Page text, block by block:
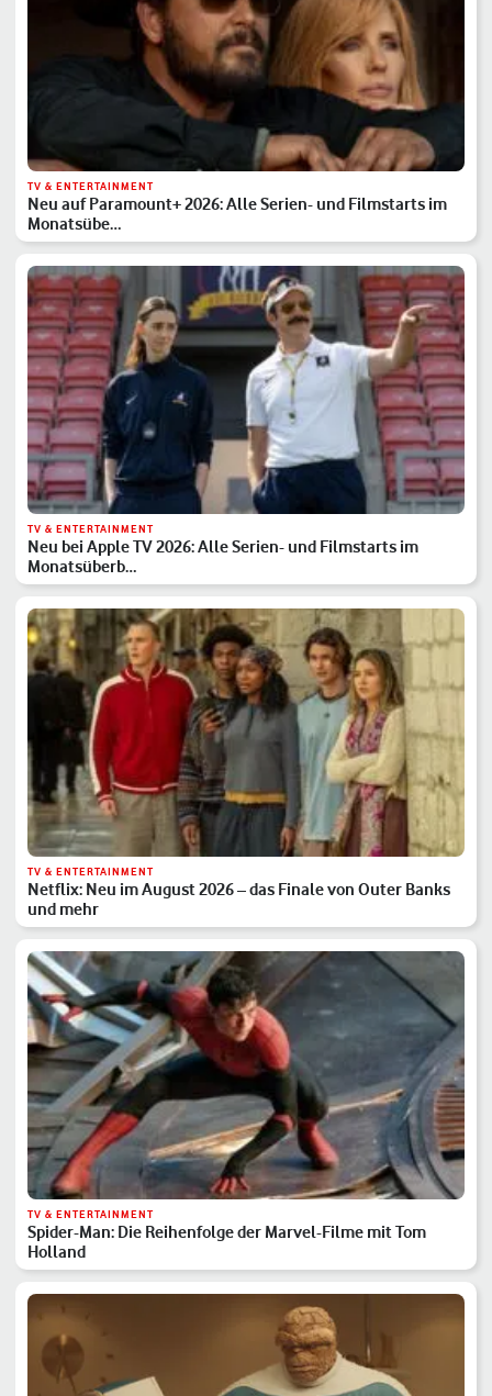
TV & ENTERTAINMENT
Neu auf Paramount+ 2026: Alle Serien- und Filmstarts im
Monatsübe…
TV & ENTERTAINMENT
Neu bei Apple TV 2026: Alle Serien- und Filmstarts im
Monatsüberb…
TV & ENTERTAINMENT
Netflix: Neu im August 2026 – das Finale von Outer Banks
und mehr
TV & ENTERTAINMENT
Spider-Man: Die Reihenfolge der Marvel-Filme mit Tom
Holland